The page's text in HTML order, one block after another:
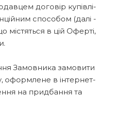
договір купівлі-
способом (далі -
містяться в цій Оферті,
Замовника замовити
оформлене в інтернет-
на придбання та